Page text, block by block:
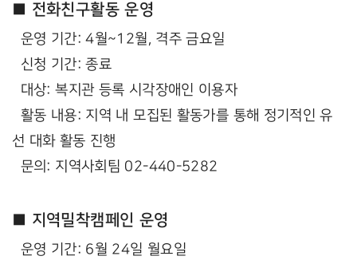
■ 전화친구활동 운영
운영 기간: 4월~12월, 격주 금요일
신청 기간: 종료
대상: 복지관 등록 시각장애인 이용자
활동 내용: 지역 내 모집된 활동가를 통해 정기적인 유
선 대화 활동 진행
문의: 지역사회팀 02-440-5282
■ 지역밀착캠페인 운영
운영 기간: 6월 24일 월요일